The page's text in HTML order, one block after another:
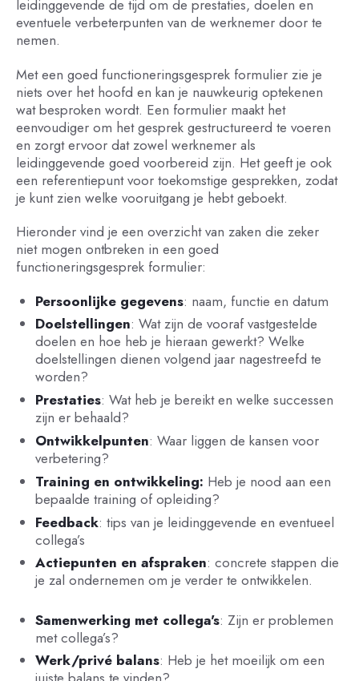
leidinggevende de tijd om de prestaties, doelen en
eventuele verbeterpunten van de werknemer door te
nemen.
Met een goed functioneringsgesprek formulier zie je
niets over het hoofd en kan je nauwkeurig optekenen
wat besproken wordt. Een formulier maakt het
eenvoudiger om het gesprek gestructureerd te voeren
en zorgt ervoor dat zowel werknemer als
leidinggevende goed voorbereid zijn. Het geeft je ook
een referentiepunt voor toekomstige gesprekken, zodat
je kunt zien welke vooruitgang je hebt geboekt.
Hieronder vind je een overzicht van zaken die zeker
niet mogen ontbreken in een goed
functioneringsgesprek formulier:
Persoonlijke gegevens: naam, functie en datum
Doelstellingen: Wat zijn de vooraf vastgestelde
doelen en hoe heb je hieraan gewerkt? Welke
doelstellingen dienen volgend jaar nagestreefd te
worden?
Prestaties: Wat heb je bereikt en welke successen
zijn er behaald?
Ontwikkelpunten: Waar liggen de kansen voor
verbetering?
Training en ontwikkeling: Heb je nood aan een
bepaalde training of opleiding?
Feedback: tips van je leidinggevende en eventueel
collega’s
Actiepunten en afspraken: concrete stappen die
je zal ondernemen om je verder te ontwikkelen.
Samenwerking met collega's: Zijn er problemen
met collega’s?
Werk/privé balans: Heb je het moeilijk om een